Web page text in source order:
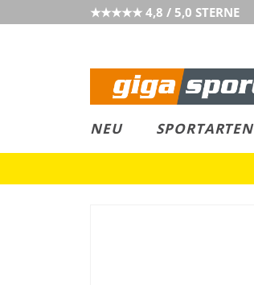
★★★★★ 4,8 / 5,0 STERNE
NEU SPORTARTEN